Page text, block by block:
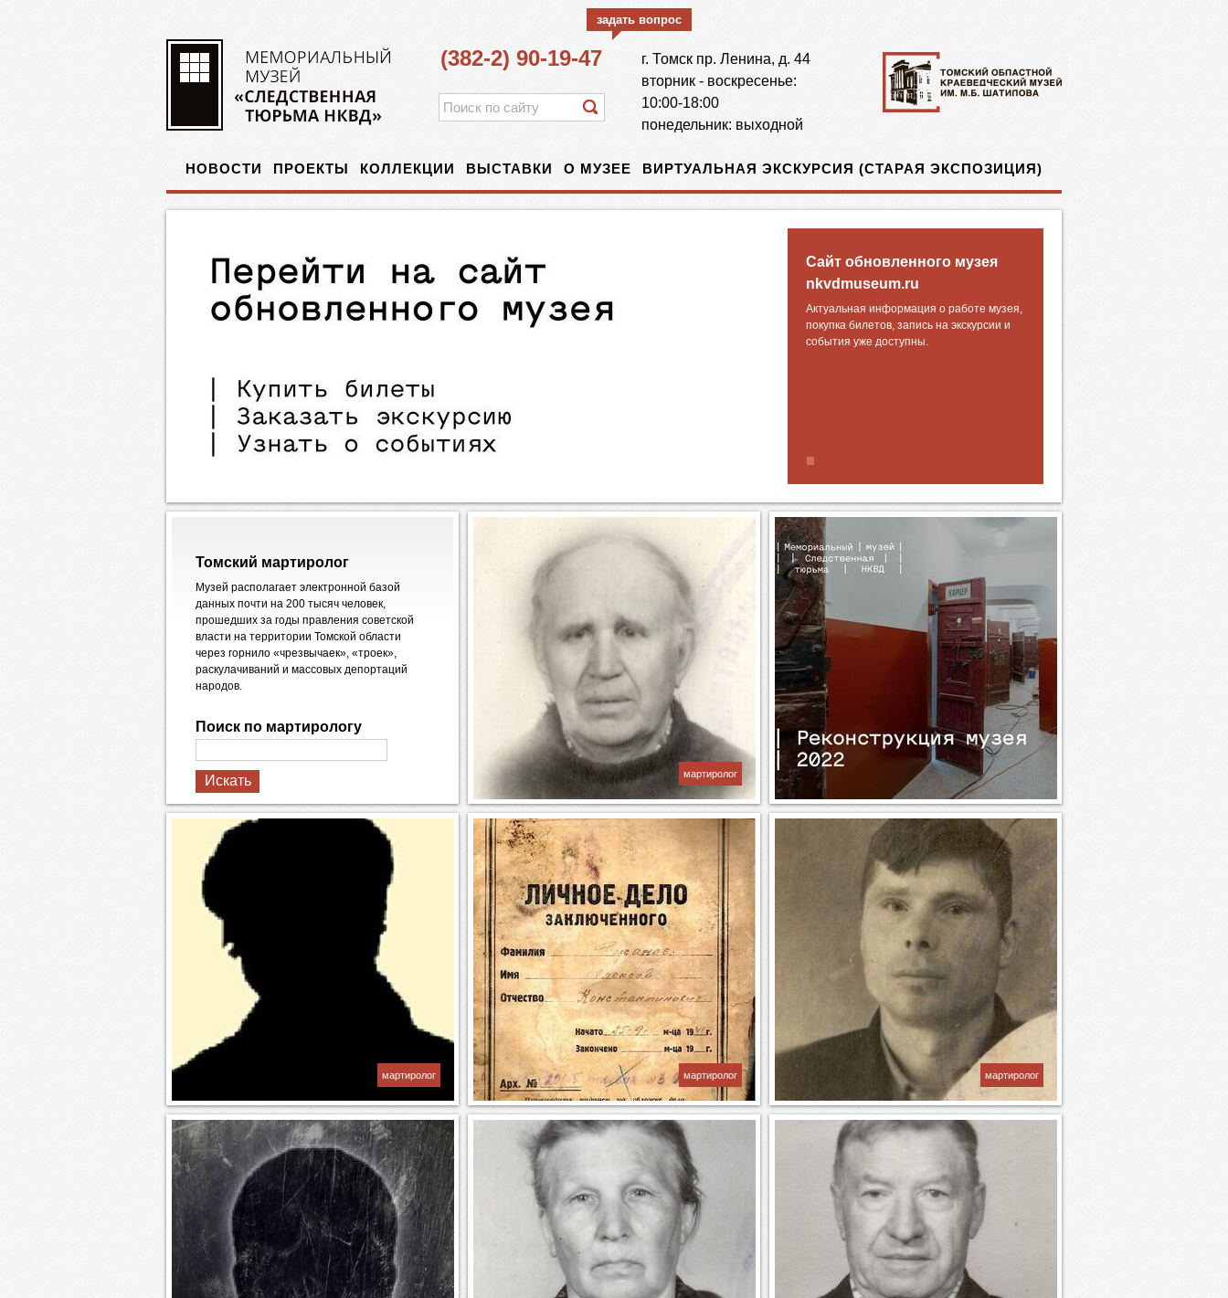
(382-2) 90-19-47
задать вопрос
НОВОСТИ ПРОЕКТЫ КОЛЛЕКЦИИ ВЫСТАВКИ О МУЗЕЕ ВИРТУАЛЬНАЯ ЭКСКУРСИЯ (СТАРАЯ ЭКСПОЗИЦИЯ)
г. Томск пр. Ленина, д. 44
вторник - воскресенье:
10:00-18:00
понедельник: выходной
Сайт обновленного музея
nkvdmuseum.ru
Актуальная информация о работе музея,
покупка билетов, запись на экскурсии и
события уже доступны.
Томский мартиролог
Музей располагает электронной базой
данных почти на 200 тысяч человек,
прошедших за годы правления советской
власти на территории Томской области
через горнило «чрезвычаек», «троек»,
раскулачиваний и массовых депортаций
народов.
Поиск по мартирологу
мартиролог
мартиролог мартиролог мартиролог